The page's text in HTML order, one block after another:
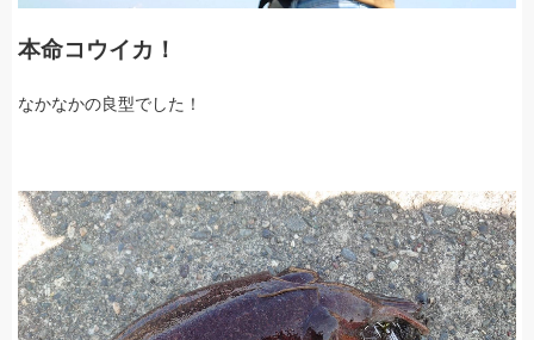
本命コウイカ！
なかなかの良型でした！